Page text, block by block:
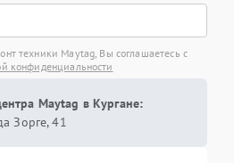
техники Maytag, Вы соглашаетесь с
конфиденциальности
Maytag в Кургане:
Зорге, 41